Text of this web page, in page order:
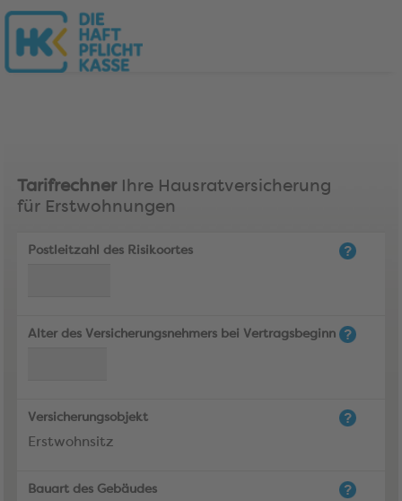
Tarifrechner Ihre Hausratversicherung
für Erstwohnungen
Postleitzahl des Risikoortes
Alter des Versicherungsnehmers bei Vertragsbeginn
Versicherungsobjekt
Erstwohnsitz
Bauart des Gebäudes